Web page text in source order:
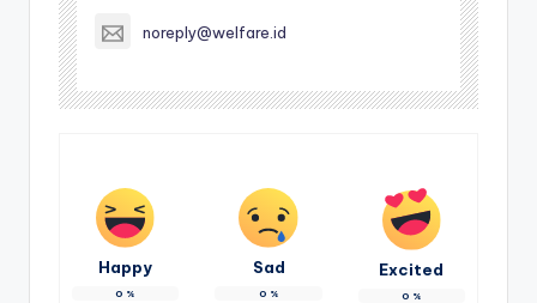
noreply@welfare.id
Happy
0 %
Sad
0 %
Excited
0 %